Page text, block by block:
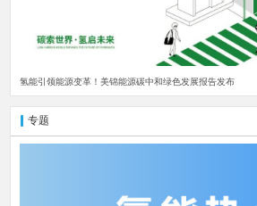
氢能引领能源变革！美锦能源碳中和绿色发展报告发布
专题